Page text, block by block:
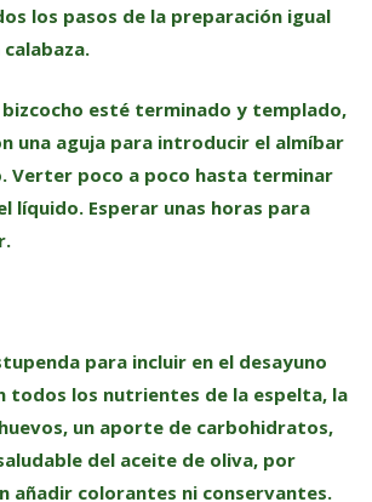
los pasos de la preparación igual
bizcocho esté terminado y templado,
una aguja para introducir el almíbar
Verter poco a poco hasta terminar
líquido. Esperar unas horas para
para incluir en el desayuno
todos los nutrientes de la espelta, la
un aporte de carbohidratos,
del aceite de oliva, por
añadir colorantes ni conservantes.